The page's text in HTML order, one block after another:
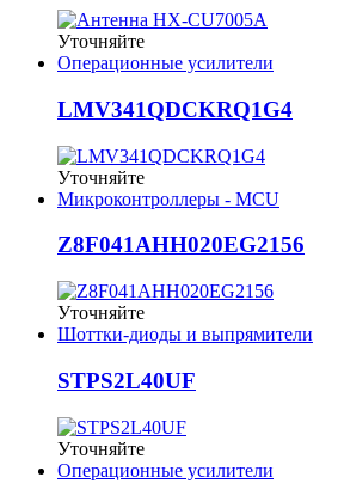
Уточняйте
Операционные усилители
LMV341QDCKRQ1G4
Уточняйте
Микроконтроллеры - MCU
Z8F041AHH020EG2156
Уточняйте
Шоттки-диоды и выпрямители
STPS2L40UF
Уточняйте
Операционные усилители